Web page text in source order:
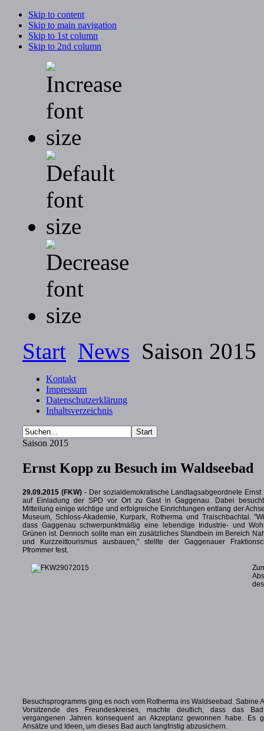
Skip to content
Skip to main navigation
Skip to 1st column
Skip to 2nd column
Start News Saison 2015
Kontakt
Impressum
Datenschutzerklärung
Inhaltsverzeichnis
Saison 2015
Ernst Kopp zu Besuch im Waldseebad
29.09.2015 (FKW)- Der sozialdemokratische Landtagsabgeordnete Ernst
auf Einladung der SPD vor Ort zu Gast in Gaggenau. Dabei
Mitteilung einige wichtige und erfolgreiche Einrichtungen entlang der
Museum, Schloss-Akademie, Kurpark, Rotherma und Traischbachtal.
dass Gaggenau schwerpunktmäßig eine lebendige Industrie- und
Grünen ist. Dennoch sollte man ein zusätzliches Standbein im Bereich
und Kurzzeittourismus ausbauen," stellte der Gaggenauer
Pfrommer fest.
des
Besuchsprogramms ging es noch vom Rotherma ins Waldseebad. Sabine
Vorsitzende des Freundeskreises, machte deutlich, dass das
vergangenen Jahren konsequent an Akzeptanz gewonnen habe. Es
Ansätze und Ideen, um dieses Bad auch langfristig abzusichern.